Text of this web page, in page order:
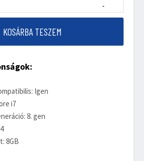
-
KOSÁRBA TESZEM
Igen
i7
8. gen
8GB